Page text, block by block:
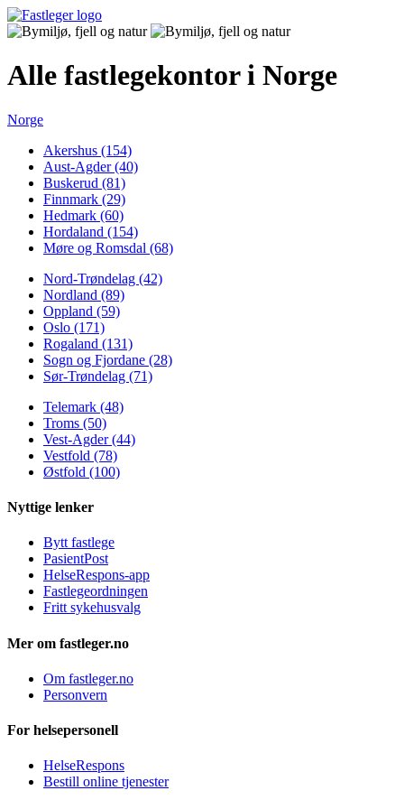
Alle fastlegekontor i Norge
Norge
Akershus (154)
Aust-Agder (40)
Buskerud (81)
Finnmark (29)
Hedmark (60)
Hordaland (154)
Møre og Romsdal (68)
Nord-Trøndelag (42)
Nordland (89)
Oppland (59)
Oslo (171)
Rogaland (131)
Sogn og Fjordane (28)
Sør-Trøndelag (71)
Telemark (48)
Troms (50)
Vest-Agder (44)
Vestfold (78)
Østfold (100)
Nyttige lenker
Bytt fastlege
PasientPost
HelseRespons-app
Fastlegeordningen
Fritt sykehusvalg
Mer om fastleger.no
Om fastleger.no
Personvern
For helsepersonell
HelseRespons
Bestill online tjenester